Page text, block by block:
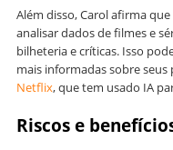
Além disso, Carol afirma
analisar dados de filmes e
bilheteria e críticas. Isso
mais informadas sobre
Netflix, que tem usado IA
Riscos e